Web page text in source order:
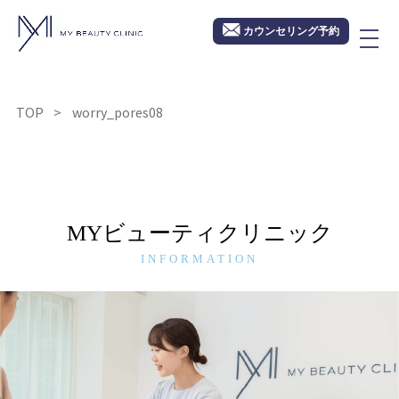
カウンセリング予約
TOP worry_pores08
MYビューティクリニック
INFORMATION